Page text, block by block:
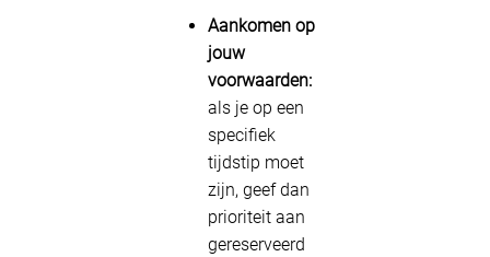
Aankomen op
jouw
voorwaarden:
als je op een
specifiek
tijdstip moet
zijn, geef dan
prioriteit aan
gereserveerd